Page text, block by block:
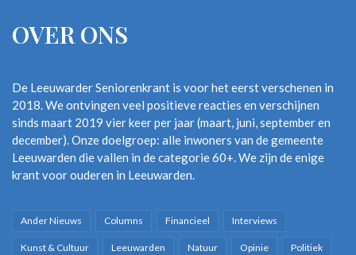
bij iedere knal die hij hoort. Gelukkig heb ik de
oranjeoorwarmers nog liggen! En zo kunnen we er vast aan
hand lopen.
GOEDE VOORNEMENS
Voor mij persoonlijk was 2022 een prima jaar. Mijn goede
voornemen voor 2023? Gewoon doorgaan: adem in, adem uit.
een positieve kijk en de nodige humor tegemoet te treden. Het
lost de problemen niet op, maar maakt alle zware dingen een
OVER ONS
De Leeuwarder Seniorenkrant is voor het eerst verschenen in
2018. We ontvingen veel positieve reacties en verschijnen
sinds maart 2019 vier keer per jaar (maart, juni, september en
december). Onze doelgroep: alle inwoners van de gemeente
Leeuwarden die vallen in de categorie 60+. We zijn de enige
krant voor ouderen in Leeuwarden.
Ander Nieuws Columns Financieel Interviews
Kunst & Cultuur Leeuwarden Natuur Opinie Politiek